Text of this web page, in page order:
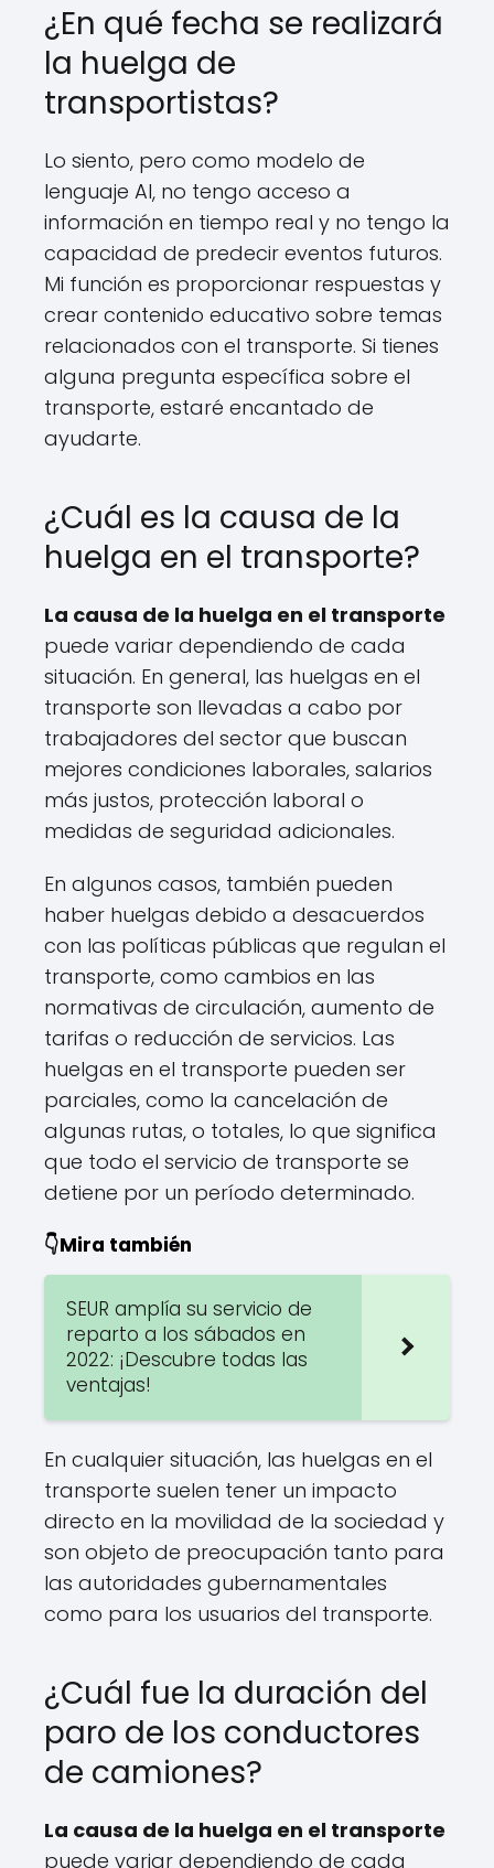
¿En qué fecha se realizará
la huelga de
transportistas?
Lo siento, pero como modelo de
lenguaje AI, no tengo acceso a
información en tiempo real y no tengo la
capacidad de predecir eventos futuros.
Mi función es proporcionar respuestas y
crear contenido educativo sobre temas
relacionados con el transporte. Si tienes
alguna pregunta específica sobre el
transporte, estaré encantado de
ayudarte.
¿Cuál es la causa de la
huelga en el transporte?
La causa de la huelga en el transporte
puede variar dependiendo de cada
situación. En general, las huelgas en el
transporte son llevadas a cabo por
trabajadores del sector que buscan
mejores condiciones laborales, salarios
más justos, protección laboral o
medidas de seguridad adicionales.
En algunos casos, también pueden
haber huelgas debido a desacuerdos
con las políticas públicas que regulan el
transporte, como cambios en las
normativas de circulación, aumento de
tarifas o reducción de servicios. Las
huelgas en el transporte pueden ser
parciales, como la cancelación de
algunas rutas, o totales, lo que significa
que todo el servicio de transporte se
detiene por un período determinado.
👇Mira también
SEUR amplía su servicio de
reparto a los sábados en
2022: ¡Descubre todas las
ventajas!
En cualquier situación, las huelgas en el
transporte suelen tener un impacto
directo en la movilidad de la sociedad y
son objeto de preocupación tanto para
las autoridades gubernamentales
como para los usuarios del transporte.
¿Cuál fue la duración del
paro de los conductores
de camiones?
La causa de la huelga en el transporte
puede variar dependiendo de cada